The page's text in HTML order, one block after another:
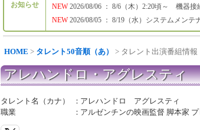
お知らせ
NEW
NEW
2026/08/06 ： 8/6（木）2:20頃～ 機器
2026/08/05 ： 8/19（水）システムメンテ
HOME > タレント50音順（あ） > タレント出演番組情報
アレハンドロ・アグレスティ
タレント名（カナ） ： アレハンドロ アグレスティ
職業
： アルゼンチンの映画監督 脚本家